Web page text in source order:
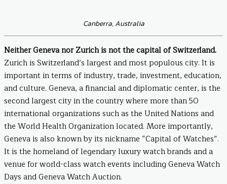
Canberra, Australia
Neither Geneva nor Zurich is not the capital of Switzerland.
Zurich is Switzerland’s largest and most populous city. It is
important in terms of industry, trade, investment, education,
and culture. Geneva, a financial and diplomatic center, is the
second largest city in the country where more than 50
international organizations such as the United Nations and
the World Health Organization located. More importantly,
Geneva is also known by its nickname “Capital of Watches”.
It is the homeland of legendary luxury watch brands and a
venue for world-class watch events including Geneva Watch
Days and Geneva Watch Auction.